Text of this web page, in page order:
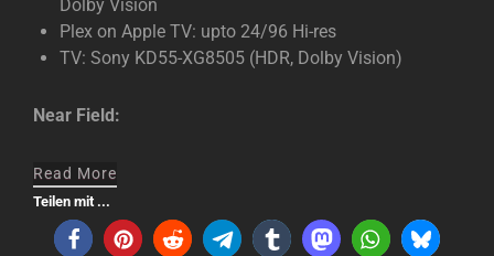
Dolby Vision
Plex on Apple TV: upto 24/96 Hi-res
TV: Sony KD55-XG8505 (HDR, Dolby Vision)
Near Field:
Read More
Teilen mit ...